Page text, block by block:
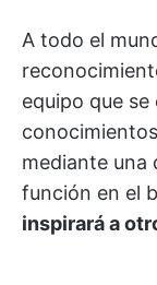
A todo el
equipo que
mediante una
función en el
inspirará a